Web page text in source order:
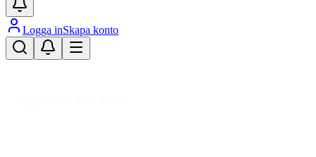
Logga inSkapa konto